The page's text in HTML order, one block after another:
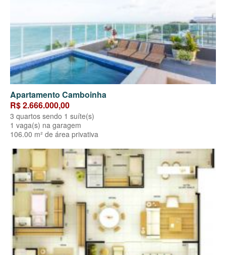
Apartamento Camboinha
R$ 2.666.000,00
3 quartos sendo 1 suíte(s)
1 vaga(s) na garagem
106.00 m² de área privativa